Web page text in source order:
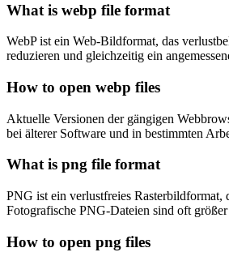
What is webp file format
WebP ist ein Web-Bildformat, das
reduzieren und gleichzeitig ein
How to open webp files
Aktuelle Versionen der gängigen
bei älterer Software und in bestimmten
What is png file format
PNG ist ein verlustfreies
Fotografische PNG-Dateien sind oft
How to open png files